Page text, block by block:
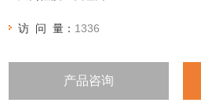
访 问 量： 1336
产品咨询